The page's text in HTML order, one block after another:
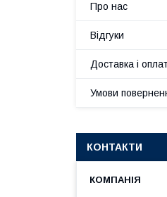
Про нас
Відгуки
Доставка і
Умови
КОНТАКТИ